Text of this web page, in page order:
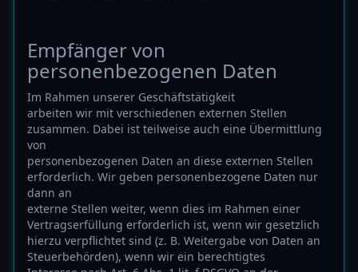
Empfänger von
personenbezogenen Daten
Im Rahmen unserer Geschäftstätigkeit
arbeiten wir mit verschiedenen externen Stellen
zusammen. Dabei ist teilweise auch eine Übermittlung
von
personenbezogenen Daten an diese externen Stellen
erforderlich. Wir geben personenbezogene Daten nur
dann an
externe Stellen weiter, wenn dies im Rahmen einer
Vertragserfüllung erforderlich ist, wenn wir gesetzlich
hierzu verpflichtet sind (z. B. Weitergabe von Daten an
Steuerbehörden), wenn wir ein berechtigtes